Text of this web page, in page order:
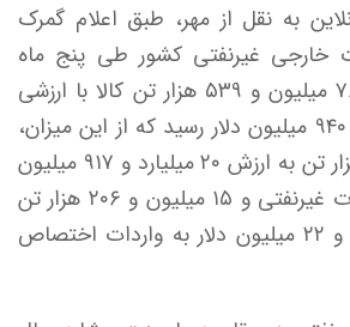
به نقل از مهر، طبق اعلام گمرک
خارجی غیرنفتی کشور طی پنج ماه
ابتدایی امسال به ۷۶ میلیون و ۵۳۹ هزار تن کالا با ارزشی
معادل ۴۳ میلیارد و ۹۴۰ میلیون دلار رسید که از این میزان،
۶۱ میلیون و ۳۳۳ هزار تن به ارزش ۲۰ میلیارد و ۹۱۷ میلیون
دلار مربوط به صادرات غیرنفتی و ۱۵ میلیون و ۲۰۶ هزار تن
به ارزش ۲۳ میلیارد و ۲۲ میلیون دلار به واردات اختصاص